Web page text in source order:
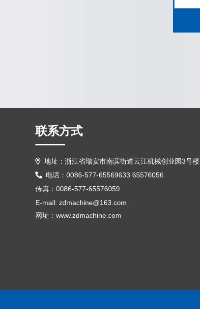
联系方式
地址：浙江省瑞安市南滨街道云江机械创业园3号楼
电话：0086-577-65569633 65576056
传真：0086-577-65576059
E-mail: zdmachine@163.com
网址：www.zdmachine.com